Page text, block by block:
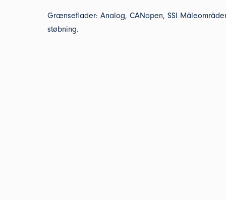
Grænseflader: Analog, CANopen, SSI
støbning.